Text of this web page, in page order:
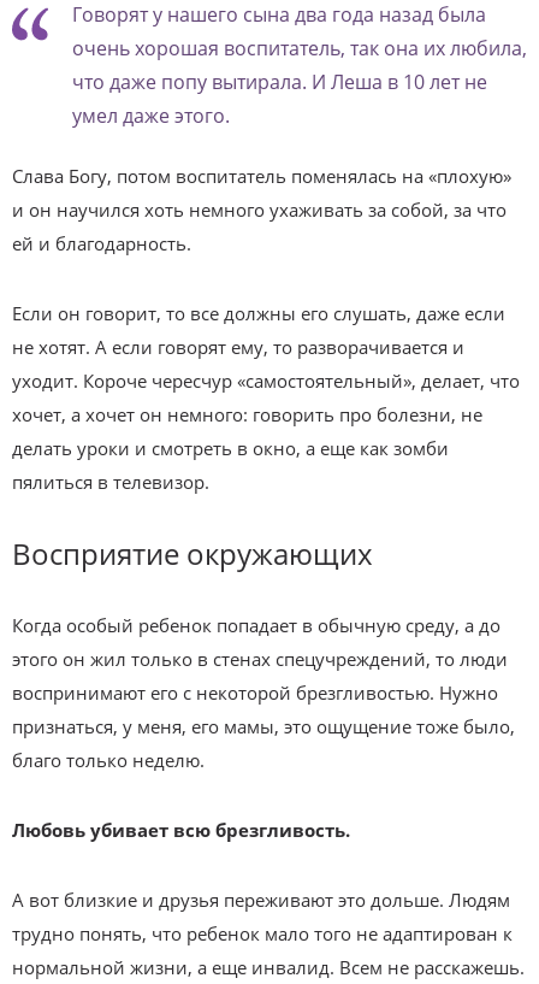
Говорят у нашего сына два года назад была
очень хорошая воспитатель, так она их любила,
что даже попу вытирала. И Леша в 10 лет не
умел даже этого.
Слава Богу, потом воспитатель поменялась на «плохую»
и он научился хоть немного ухаживать за собой, за что
ей и благодарность.
Если он говорит, то все должны его слушать, даже если
не хотят. А если говорят ему, то разворачивается и
уходит. Короче чересчур «самостоятельный», делает, что
хочет, а хочет он немного: говорить про болезни, не
делать уроки и смотреть в окно, а еще как зомби
пялиться в телевизор.
Восприятие окружающих
Когда особый ребенок попадает в обычную среду, а до
этого он жил только в стенах спецучреждений, то люди
воспринимают его с некоторой брезгливостью. Нужно
признаться, у меня, его мамы, это ощущение тоже было,
благо только неделю.
Любовь убивает всю брезгливость.
А вот близкие и друзья переживают это дольше. Людям
трудно понять, что ребенок мало того не адаптирован к
нормальной жизни, а еще инвалид. Всем не расскажешь.